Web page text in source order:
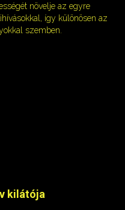
növelje az egyre
így különösen az
szemben.
kilátója